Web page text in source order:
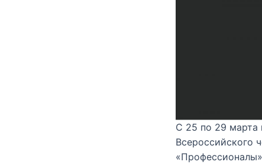
С 25 по 29 марта
Всероссийского